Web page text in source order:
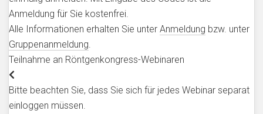
Anmeldung für Sie kostenfrei.
Alle Informationen erhalten Sie unter Anmeldung bzw. unter
Gruppenanmeldung.
Teilnahme an Röntgenkongress-Webinaren
Bitte beachten Sie, dass Sie sich für jedes Webinar separat
einloggen müssen.